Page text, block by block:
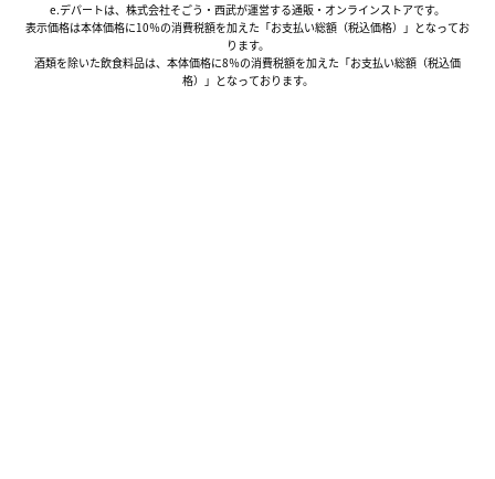
e.デパートは、株式会社そごう・西武が運営する通販・オンラインストアです。
表示価格は本体価格に10％の消費税額を加えた「お支払い総額（税込価格）」となってお
ります。
酒類を除いた飲食料品は、本体価格に8％の消費税額を加えた「お支払い総額（税込価
格）」となっております。